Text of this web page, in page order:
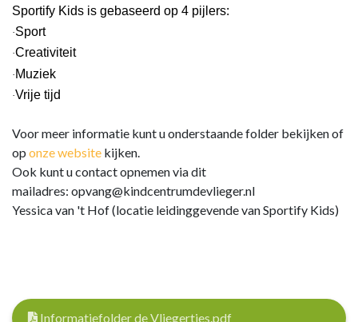
Sportify Kids is gebaseerd op 4 pijlers:
·Sport
·Creativiteit
· Muziek
·Vrije tijd
Voor meer informatie kunt u onderstaande folder bekijken of
op onze website kijken.
Ook kunt u contact opnemen via dit
mailadres: opvang@kindcentrumdevlieger.nl
Yessica van 't Hof (locatie leidinggevende van Sportify Kids)
Informatiefolder de Vliegertjes.pdf